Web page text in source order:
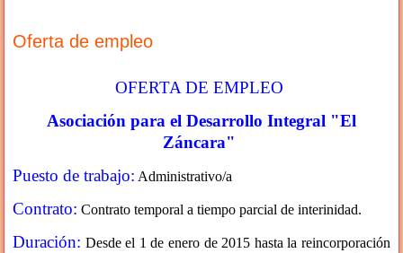
Oferta de empleo
OFERTA DE EMPLEO
Asociación para el Desarrollo Integral "El
Záncara"
Puesto de trabajo: Administrativo/a
Contrato: Contrato temporal a tiempo parcial de interinidad.
Duración: Desde el 1 de enero de 2015 hasta la reincorporación